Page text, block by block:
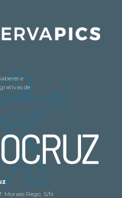
e
de
Moraes Rego, S/N